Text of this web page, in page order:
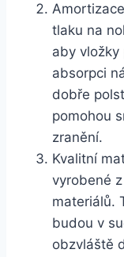
tlaku na
aby vložky
absorpci
dobře
pomohou
zranění.
Kvalitní
vyrobené
materiálů.
budou v
obzvláště